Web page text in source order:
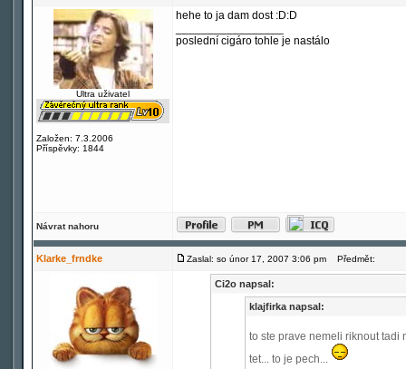
Ultra uživatel
Založen: 7.3.2006
Příspěvky: 1844
hehe to ja dam dost :D:D
poslední cigáro tohle je nastálo
Návrat nahoru
Klarke_frndke Zaslal: so únor 17, 2007 3:06 pm Předmět:
Ci2o napsal:
klajfirka napsal:
to ste prave nemeli riknout tadi
tet... to je pech...